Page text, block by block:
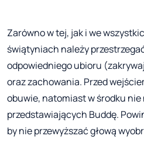
Zarówno w tej, jak i we
świątyniach należy
odpowiedniego ubioru
oraz zachowania. Przed
obuwie, natomiast w środku
przedstawiających Buddę.
by nie przewyższać głową